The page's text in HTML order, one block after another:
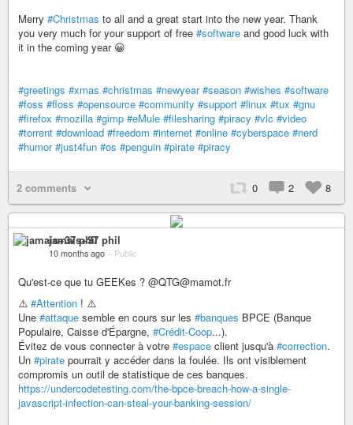
Merry #Christmas to all and a great start into the new year. Thank
you very much for your support of free #software and good luck with
it in the coming year 😀
#greetings #xmas #christmas #newyear #season #wishes #software
#foss #floss #opensource #community #support #linux #tux #gnu
#firefox #mozilla #gimp #eMule #filesharing #piracy #vlc #video
#torrent #download #freedom #internet #online #cyberspace #nerd
#humor #just4fun #os #penguin #pirate #piracy
2 comments 0 2 8
jamais+37 phil
10 months ago – Public
Qu'est-ce que tu GEEKes ? @QTG@mamot.fr
⚠️ #Attention ! ⚠️
Une #attaque semble en cours sur les #banques BPCE (Banque
Populaire, Caisse d'Épargne, #Crédit-Coop...).
Évitez de vous connecter à votre #espace client jusqu'à #correction.
Un #pirate pourrait y accéder dans la foulée. Ils ont visiblement
compromis un outil de statistique de ces banques.
https://undercodetesting.com/the-bpce-breach-how-a-single-
javascript-infection-can-steal-your-banking-session/